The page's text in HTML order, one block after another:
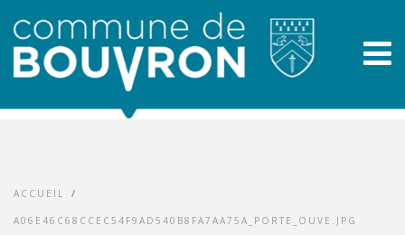
ACCUEIL /
A06E46C68CCEC54F9AD540B8FA7AA75A_PORTE_OUVE.JPG